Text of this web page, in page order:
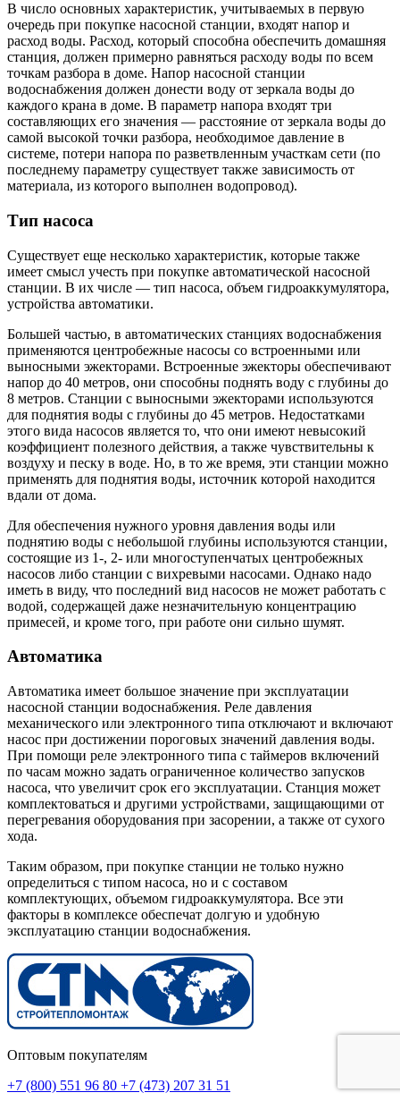
В число основных характеристик, учитываемых в первую
очередь при покупке насосной станции, входят напор и
расход воды. Расход, который способна обеспечить домашняя
станция, должен примерно равняться расходу воды по всем
точкам разбора в доме. Напор насосной станции
водоснабжения должен донести воду от зеркала воды до
каждого крана в доме. В параметр напора входят три
составляющих его значения — расстояние от зеркала воды до
самой высокой точки разбора, необходимое давление в
системе, потери напора по разветвленным участкам сети (по
последнему параметру существует также зависимость от
материала, из которого выполнен водопровод).
Тип насоса
Существует еще несколько характеристик, которые также
имеет смысл учесть при покупке автоматической насосной
станции. В их числе — тип насоса, объем гидроаккумулятора,
устройства автоматики.
Большей частью, в автоматических станциях водоснабжения
применяются центробежные насосы со встроенными или
выносными эжекторами. Встроенные эжекторы обеспечивают
напор до 40 метров, они способны поднять воду с глубины до
8 метров. Станции с выносными эжекторами используются
для поднятия воды с глубины до 45 метров. Недостатками
этого вида насосов является то, что они имеют невысокий
коэффициент полезного действия, а также чувствительны к
воздуху и песку в воде. Но, в то же время, эти станции можно
применять для поднятия воды, источник которой находится
вдали от дома.
Для обеспечения нужного уровня давления воды или
поднятию воды с небольшой глубины используются станции,
состоящие из 1-, 2- или многоступенчатых центробежных
насосов либо станции с вихревыми насосами. Однако надо
иметь в виду, что последний вид насосов не может работать с
водой, содержащей даже незначительную концентрацию
примесей, и кроме того, при работе они сильно шумят.
Автоматика
Автоматика имеет большое значение при эксплуатации
насосной станции водоснабжения. Реле давления
механического или электронного типа отключают и включают
насос при достижении пороговых значений давления воды.
При помощи реле электронного типа с таймеров включений
по часам можно задать ограниченное количество запусков
насоса, что увеличит срок его эксплуатации. Станция может
комплектоваться и другими устройствами, защищающими от
перегревания оборудования при засорении, а также от сухого
хода.
Таким образом, при покупке станции не только нужно
определиться с типом насоса, но и с составом
комплектующих, объемом гидроаккумулятора. Все эти
факторы в комплексе обеспечат долгую и удобную
эксплуатацию станции водоснабжения.
Оптовым покупателям
+7 (800) 551 96 80 +7 (473) 207 31 51